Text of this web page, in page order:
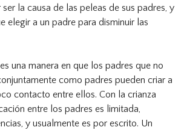
la causa de las peleas de sus padres, y
elegir a un padre para disminuir las
una manera en que los padres que no
como padres pueden criar a
contacto entre ellos. Con la crianza
entre los padres es limitada,
y usualmente es por escrito. Un